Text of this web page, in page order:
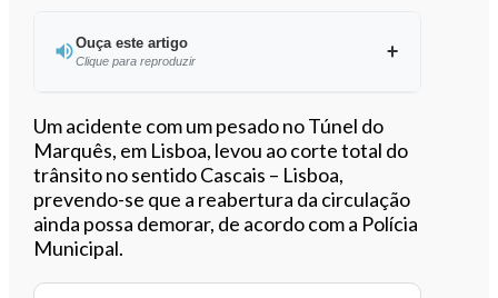
Ouça este artigo
Clique para reproduzir
Ouvir este artigo
Um acidente com um pesado no Túnel do
Marquês, em Lisboa, levou ao corte total do
trânsito no sentido Cascais – Lisboa,
prevendo-se que a reabertura da circulação
ainda possa demorar, de acordo com a Polícia
Municipal.